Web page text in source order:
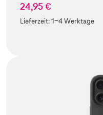
24,95 €
Lieferzeit:1-4 Werktage